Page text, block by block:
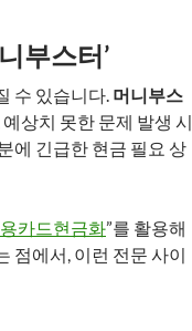
부스터’
수 있습니다. 머니부스
상치 못한 문제 발생 시
에 긴급한 현금 필요 상
카드현금화”를 활용해
점에서, 이런 전문 사이